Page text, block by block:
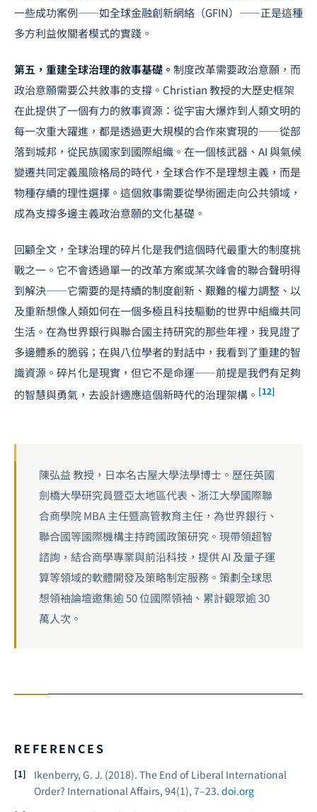
一些成功案例——如全球金融創新網絡（GFIN）——正是這種
多方利益攸關者模式的實踐。
第五，重建全球治理的敘事基礎。 制度改革需要政治意願，而
政治意願需要公共敘事的支撐。Christian 教授的大歷史框架
在此提供了一個有力的敘事資源：從宇宙大爆炸到人類文明的
每一次重大躍進，都是透過更大規模的合作來實現的——從部
落到城邦，從民族國家到國際組織。在一個核武器、AI 與氣候
變遷共同定義風險格局的時代，全球合作不是理想主義，而是
物種存續的理性選擇。這個敘事需要從學術圈走向公共領域，
成為支撐多邊主義政治意願的文化基礎。
回顧全文，全球治理的碎片化是我們這個時代最重大的制度挑
戰之一。它不會透過單一的改革方案或某次峰會的聯合聲明得
到解決——它需要的是持續的制度創新、艱難的權力調整、以
及重新想像人類如何在一個多極且科技驅動的世界中組織共同
生活。在為世界銀行與聯合國主持研究的那些年裡，我見證了
多邊體系的脆弱；在與八位學者的對話中，我看到了重建的智
識資源。碎片化是現實，但它不是命運——前提是我們有足夠
的智慧與勇氣，去設計適應這個新時代的治理架構。 [12]
陳弘益 教授，日本名古屋大學法學博士。歷任英國
劍橋大學研究員暨亞太地區代表、浙江大學國際聯
合商學院 MBA 主任暨高管教育主任，為世界銀行、
聯合國等國際機構主持跨國政策研究。現帶領超智
諮詢，結合商學專業與前沿科技，提供 AI 及量子運
算等領域的軟體開發及策略制定服務。策劃全球思
想領袖論壇邀集逾 50 位國際領袖、累計觀眾逾 30
萬人次。
REFERENCES
Ikenberry, G. J. (2018). The End of Liberal International
Order? International Affairs, 94(1), 7–23. doi.org